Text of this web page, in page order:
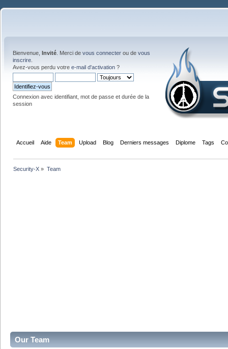
Bienvenue, Invité . Merci de vous connecter ou de vous
inscrire
Avez-vous perdu votre e-mail d'activation ?
Connexion avec identifiant, mot de passe et durée de la
session
Accueil Aide Team Upload Blog Derniers messages Diplome Tags
Security-X » Team
Our Team